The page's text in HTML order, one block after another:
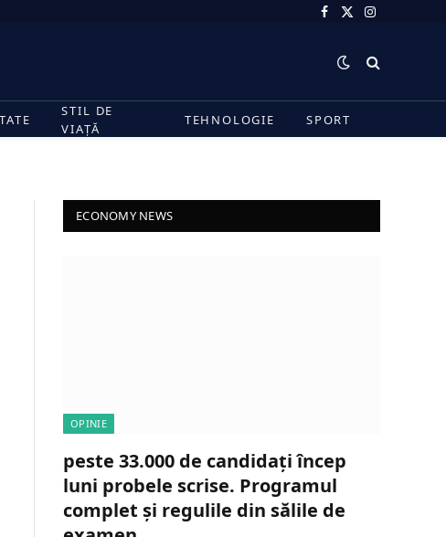
Facebook
X
Instagram
STIL DE
VIAȚĂ
TEHNOLOGIE SPORT
ECONOMY NEWS
OPINIE
peste 33.000 de candidați încep
luni probele scrise. Programul
complet și regulile din sălile de